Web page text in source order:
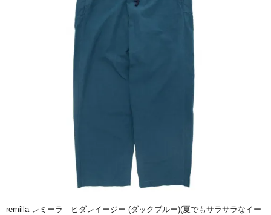
remilla レミーラ｜ヒダレイージー (ダックブルー)(夏でもサラサラなイー